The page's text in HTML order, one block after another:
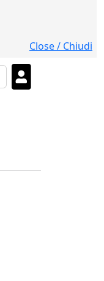
Close / Chiudi